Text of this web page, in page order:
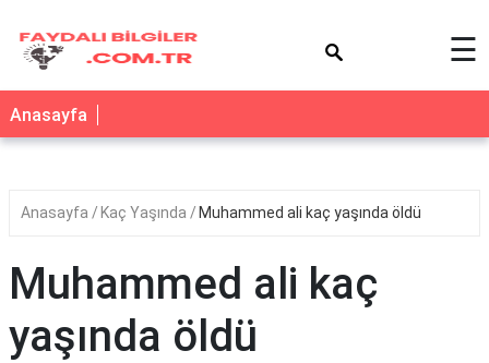
☰
Anasayfa
Anasayfa Kaç Yaşında Muhammed ali kaç yaşında öldü
Muhammed ali kaç
yaşında öldü